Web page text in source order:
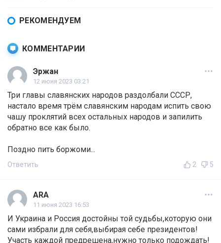
РЕКОМЕНДУЕМ
КОММЕНТАРИИ
Эржан
12 июня 2023 03:21
Три главы славянских народов раздолбали СССР,
настало время трём славянским народам испить свою
чашу проклятий всех остальных народов и запилить
обратно все как было.
Поздно пить боржоми...
Ответить 2 5
ARA
11 июня 2023 16:53
И Украина и Россия достойны той судьбы,которую они
сами избрали для себя,выбирая себе президентов!
Участь каждой предрешена,нужно только подождать!